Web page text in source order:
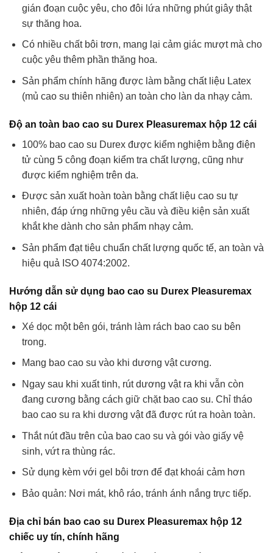
gián đoạn cuộc yêu, cho đôi lứa những phút giây thật
sự thăng hoa.
Có nhiều chất bôi trơn, mang lại cảm giác mượt mà cho
cuộc yêu thêm phần thăng hoa.
Sản phẩm chính hãng được làm bằng chất liệu Latex
(mủ cao su thiên nhiên) an toàn cho làn da nhạy cảm.
Độ an toàn bao cao su Durex Pleasuremax hộp 12 cái
100% bao cao su Durex được kiểm nghiệm bằng điện
tử cùng 5 công đoạn kiểm tra chất lượng, cũng như
được kiểm nghiệm trên da.
Được sản xuất hoàn toàn bằng chất liệu cao su tự
nhiên, đáp ứng những yêu cầu và điều kiện sản xuất
khắt khe dành cho sản phẩm nhạy cảm.
Sản phẩm đạt tiêu chuẩn chất lượng quốc tế, an toàn và
hiệu quả ISO 4074:2002.
Hướng dẫn sử dụng bao cao su Durex Pleasuremax
hộp 12 cái
Xé dọc một bên gói, tránh làm rách bao cao su bên
trong.
Mang bao cao su vào khi dương vật cương.
Ngay sau khi xuất tinh, rút dương vật ra khi vẫn còn
đang cương bằng cách giữ chặt bao cao su. Chỉ tháo
bao cao su ra khi dương vật đã được rút ra hoàn toàn.
Thắt nút đầu trên của bao cao su và gói vào giấy vệ
sinh, vứt ra thùng rác.
Sử dụng kèm với gel bôi trơn để đạt khoái cảm hơn
Bảo quản: Nơi mát, khô ráo, tránh ánh nắng trực tiếp.
Địa chỉ bán bao cao su Durex Pleasuremax hộp 12
chiếc uy tín, chính hãng